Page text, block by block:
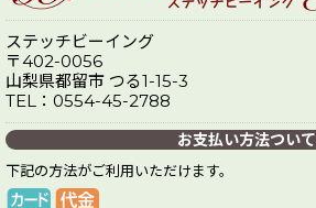
ステッチビーイング
〒402-0056
山梨県都留市 つる1-15-3
TEL：0554-45-2788
お支払い方法ついて
下記の方法がご利用いただけます。